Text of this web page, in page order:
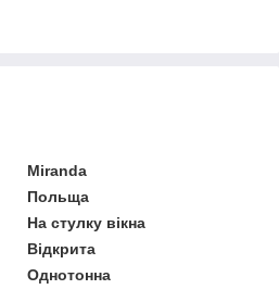
Miranda
Польща
На стулку вікна
Відкрита
Однотонна